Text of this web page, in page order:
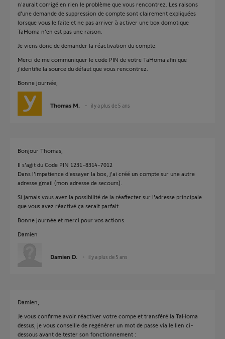
n'aurait corrigé en rien le problème que vous rencontrez. Les raisons
d'une demande de suppression de compte sont clairement expliquées
lorsque vous le faite et ne pas arriver à activer une box domotique
TaHoma n'en est pas une raison.
Je viens donc de demander la réactivation du compte.
Merci de me communiquer le code PIN de votre TaHoma afin que
j'identifie la source du défaut que vous rencontrez.
Bonne journée,
Thomas M. il y a plus de 5 ans
Bonjour Thomas,
Il s'agit du Code PIN 1231-8314-7012
Dans l'impatience d'essayer la box, j'ai créé un compte sur une autre
adresse gmail (mon adresse de secours).
Si jamais vous avez la possibilité de la réaffecter sur l'adresse principale
que vous avez réactivé ça serait parfait.
Bonne journée et merci pour vos actions.
Damien
Damien D. il y a plus de 5 ans
Damien,
Je vous confirme avoir réactiver votre compe et transféré la TaHoma
dessus, je vous conseille de regénérer un mot de passe via le lien ci-
dessous avant de tester son fonctionnement :